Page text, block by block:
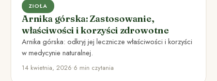
ZIOŁA
Arnika górska: Zastosowanie,
właściwości i korzyści zdrowotne
Arnika górska: odkryj jej lecznicze właściwości i korzyści
w medycynie naturalnej.
14 kwietnia, 2026•6 min czytania